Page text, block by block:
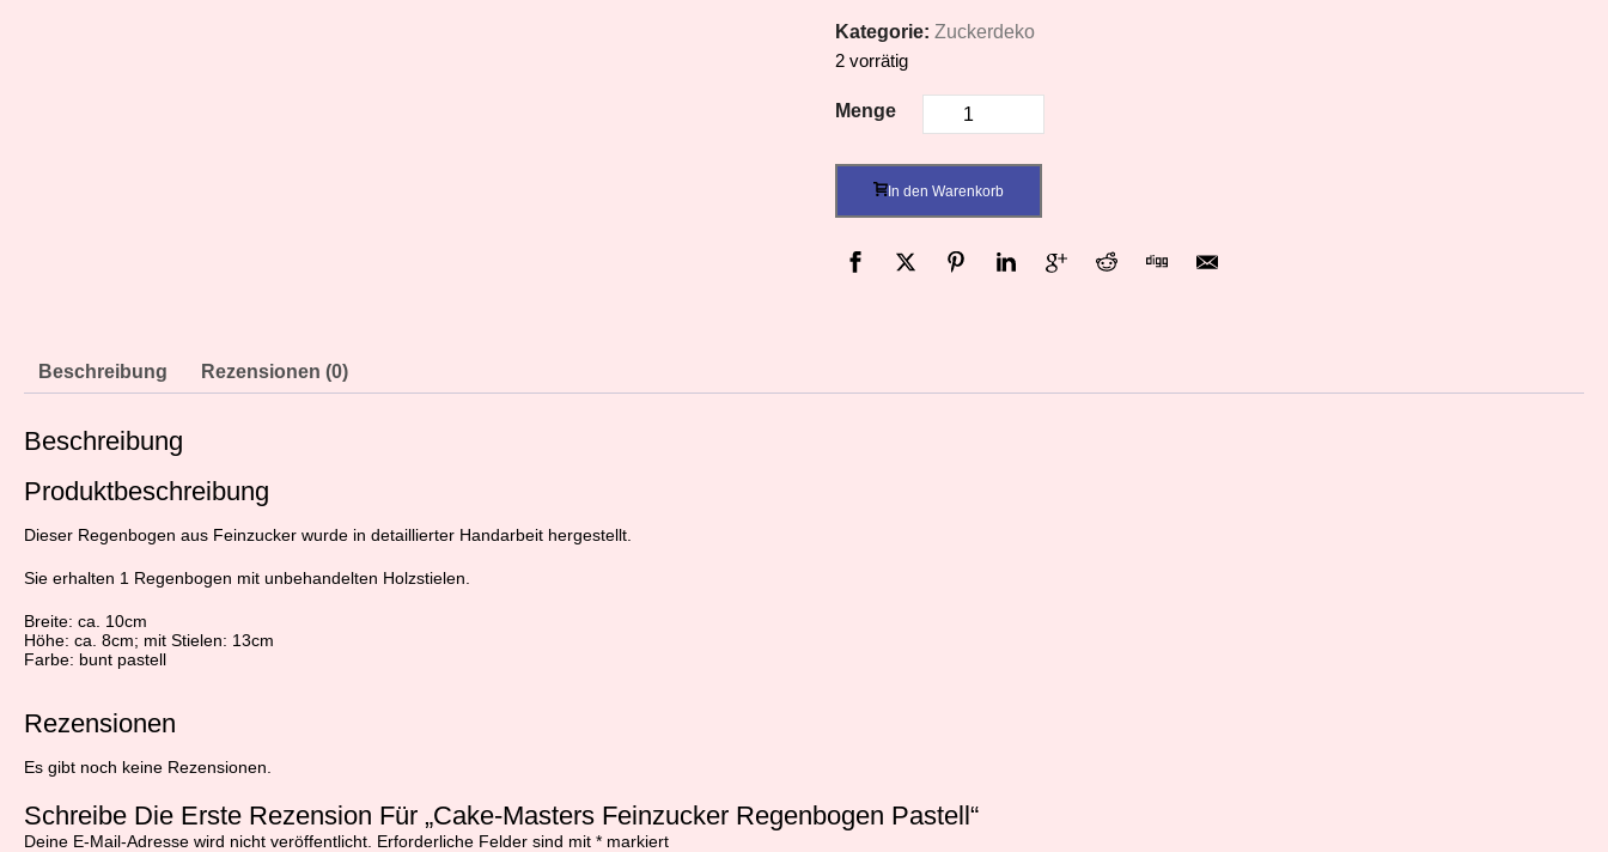
Kategorie:Zuckerdeko
2 vorrätig
Menge
In den Warenkorb
Beschreibung Rezensionen (0)
Beschreibung
Produktbeschreibung
Dieser Regenbogen aus Feinzucker wurde in detaillierter Handarbeit hergestellt.
Sie erhalten 1 Regenbogen mit unbehandelten Holzstielen.
Breite: ca. 10cm
Höhe: ca. 8cm; mit Stielen: 13cm
Farbe: bunt pastell
Rezensionen
Es gibt noch keine Rezensionen.
Schreibe Die Erste Rezension Für „Cake-Masters Feinzucker Regenbogen Pastell“
Deine E-Mail-Adresse wird nicht veröffentlicht. Erforderliche Felder sind mit * markiert